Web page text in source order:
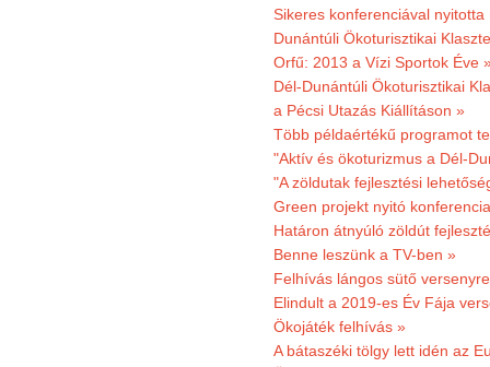
Sikeres konferenciával
Dunántúli Ökoturisztikai
Orfű: 2013 a Vízi Sportok Éve
Dél-Dunántúli Ökoturisztikai
a Pécsi Utazás Kiállításon »
Több példaértékű programot
"Aktív és ökoturizmus a Dél-
"A zöldutak fejlesztési
Green projekt nyitó
Határon átnyúló zöldút
Benne leszünk a TV-ben »
Felhívás lángos sütő
Elindult a 2019-es Év Fája
Ökojáték felhívás »
A bátaszéki tölgy lett idén az